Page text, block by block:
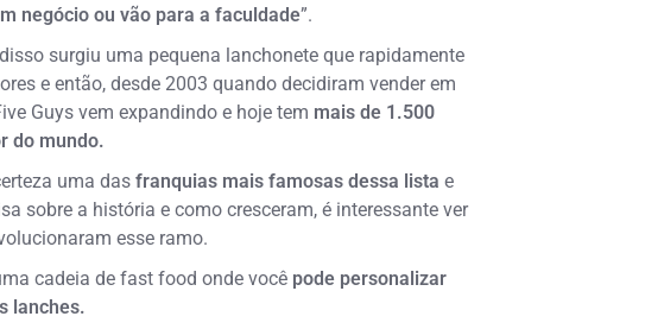
negócio ou vão para a faculdade”.
surgiu uma pequena lanchonete que rapidamente
e então, desde 2003 quando decidiram vender em
Guys vem expandindo e hoje tem mais de 1.500
do mundo.
uma das franquias mais famosas dessa lista e
sobre a história e como cresceram, é interessante ver
esse ramo.
cadeia de fast food onde você pode personalizar
lanches.